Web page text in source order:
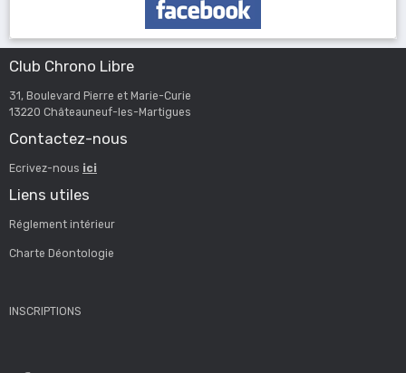
Club Chrono Libre
31, Boulevard Pierre et Marie-Curie
13220 Châteauneuf-les-Martigues
Contactez-nous
Ecrivez-nous ici
Liens utiles
Réglement intérieur
Charte Déontologie
INSCRIPTIONS